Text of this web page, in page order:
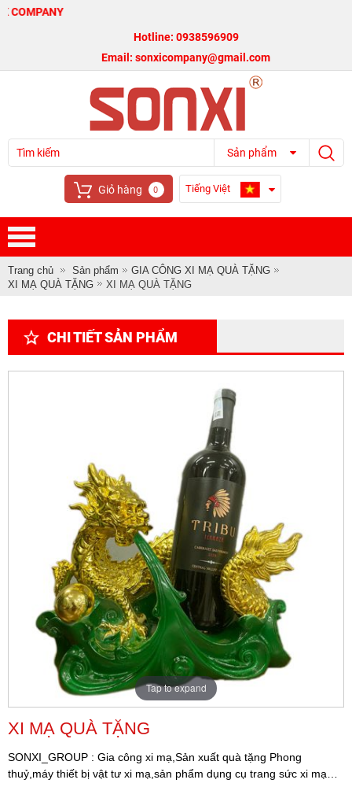
Hotline: 0938596909
Email: sonxicompany@gmail.com
Sản phẩm
Giỏ hàng 0 Tiếng Việt
Trang chủ Sản phẩm
GIA CÔNG XI MẠ QUÀ TẶNG
XI MẠ QUÀ TẶNG
XI MẠ QUÀ TẶNG
CHI TIẾT SẢN PHẨM
Tap to expand
XI MẠ QUÀ TẶNG
SONXI_GROUP : Gia công xi mạ,Sản xuất quà tặng Phong
thuỷ,máy thiết bị vật tư xi mạ,sản phẩm dụng cụ trang sức xi mạ…